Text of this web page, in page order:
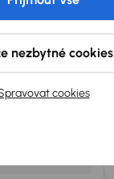
cookies
nezbytné cookies